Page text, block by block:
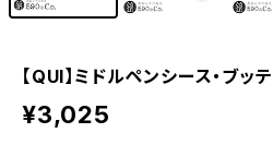
【QUI】ミドルペンシース・ブッ
¥3,025